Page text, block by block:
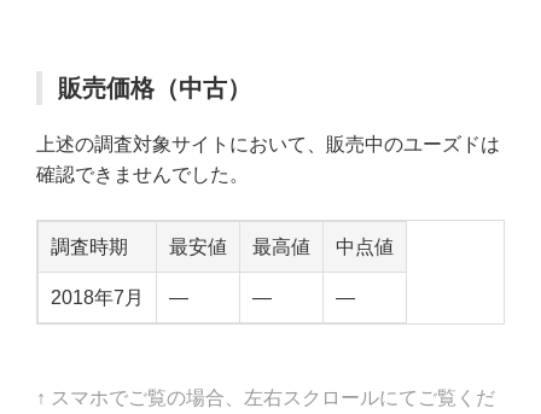
販売価格（中古）
上述の調査対象サイトにおいて、販売中のユーズドは
確認できませんでした。
調査時期 最安値 最高値 中点値
2018年7月 — — —
↑ スマホでご覧の場合、左右スクロールにてご覧くだ